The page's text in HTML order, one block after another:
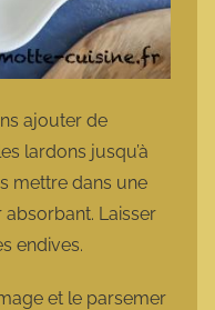
ajouter de
lardons jusqu’à
mettre dans une
Laisser
endives.
et le parsemer